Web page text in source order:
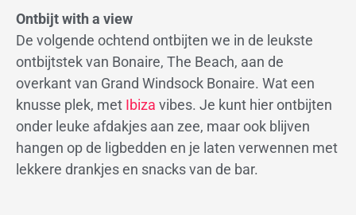
Ontbijt with a view
De volgende ochtend ontbijten we in de leukste
ontbijtstek van Bonaire, The Beach, aan de
overkant van Grand Windsock Bonaire. Wat een
knusse plek, met Ibiza vibes. Je kunt hier ontbijten
onder leuke afdakjes aan zee, maar ook blijven
hangen op de ligbedden en je laten verwennen met
lekkere drankjes en snacks van de bar.